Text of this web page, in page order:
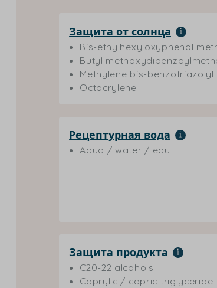
Защита от солнца
Bis-ethylhexyloxyphenol
Butyl
Methylene bis-
Octocrylene
Рецептурная вода
Aqua / water / eau
Защита продукта
C20-22 alcohols
Caprylic / capric triglyceride